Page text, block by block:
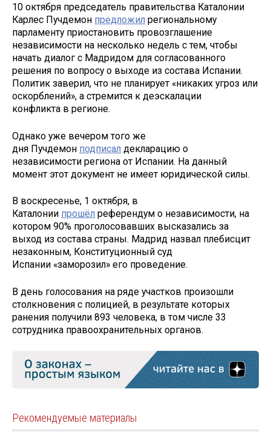
10 октября председатель правительства Каталонии
Карлес Пучдемон предложил региональному
парламенту приостановить провозглашение
независимости на несколько недель с тем, чтобы
начать диалог с Мадридом для согласованного
решения по вопросу о выходе из состава Испании.
Политик заверил, что не планирует «никаких угроз или
оскорблений», а стремится к деэскалации
конфликта в регионе.
Однако уже вечером того же
дня Пучдемон подписал декларацию о
независимости региона от Испании. На данный
момент этот документ не имеет юридической силы.
В воскресенье, 1 октября, в
Каталонии прошёл референдум о независимости, на
котором 90% проголосовавших высказались за
выход из состава страны. Мадрид назвал плебисцит
незаконным, Конституционный суд
Испании «заморозил» его проведение.
В день голосования на ряде участков произошли
столкновения с полицией, в результате которых
ранения получили 893 человека, в том числе 33
сотрудника правоохранительных органов.
Рекомендуемые материалы